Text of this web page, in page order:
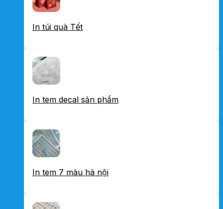
In túi quà Tết
In tem decal sản phẩm
In tem 7 màu hà nội